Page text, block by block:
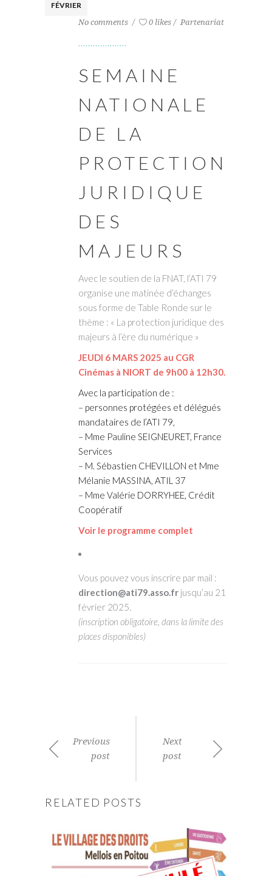
FÉVRIER
No comments
0 likes Partenariat
SEMAINE
NATIONALE
DE LA
PROTECTION
JURIDIQUE
DES
MAJEURS
Avec le soutien de la FNAT, l’ATI 79
organise une matinée d’échanges
sous forme de Table Ronde sur le
thème : « La protection juridique des
majeurs à l’ère du numérique »
JEUDI 6 MARS 2025 au CGR
Cinémas à NIORT de 9h00 à 12h30.
Avec la participation de :
– personnes protégées et délégués
mandataires de l’ATI 79,
– Mme Pauline SEIGNEURET, France
Services
– M. Sébastien CHEVILLON et Mme
Mélanie MASSINA, ATIL 37
– Mme Valérie DORRYHEE, Crédit
Coopératif
Voir le programme complet
Vous pouvez vous inscrire par mail :
direction@ati79.asso.fr jusqu’au 21
février 2025.
(inscription obligatoire, dans la limite des
places disponibles)
Previous
post
Next
post
RELATED POSTS